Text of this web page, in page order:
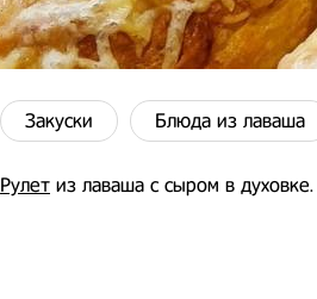
Закуски Блюда из лаваша
Рулет из лаваша с сыром в духовке.